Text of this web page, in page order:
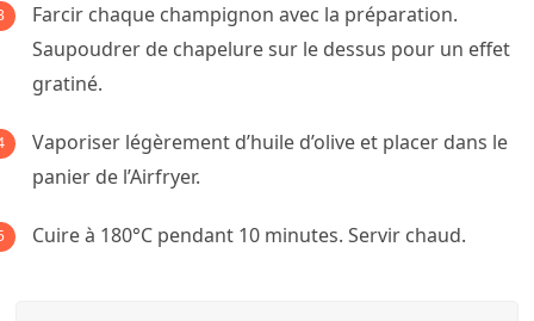
Farcir chaque champignon avec la préparation.
Saupoudrer de chapelure sur le dessus pour un effet
gratiné.
Vaporiser légèrement d’huile d’olive et placer dans le
panier de l’Airfryer.
Cuire à 180°C pendant 10 minutes. Servir chaud.